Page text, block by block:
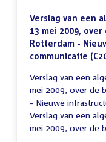
Verslag van een
13 mei 2009,
Rotterdam -
communicatie
Verslag van een
mei 2009, over de
- Nieuwe
Verslag van een
mei 2009, over de